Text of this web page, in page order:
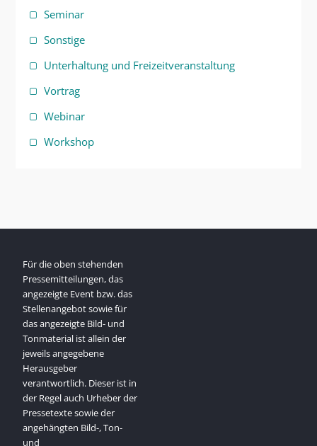
Seminar
Sonstige
Unterhaltung und Freizeitveranstaltung
Vortrag
Webinar
Workshop
Für die oben stehenden
Pressemitteilungen, das
angezeigte Event bzw. das
Stellenangebot sowie für
das angezeigte Bild- und
Tonmaterial ist allein der
jeweils angegebene
Herausgeber
verantwortlich. Dieser ist in
der Regel auch Urheber der
Pressetexte sowie der
angehängten Bild-, Ton-
und